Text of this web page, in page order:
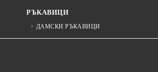
РЪКАВИЦИ
ДАМСКИ РЪКАВИЦИ